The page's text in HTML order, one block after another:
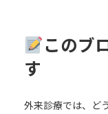
このブ
す
外来診療では、ど